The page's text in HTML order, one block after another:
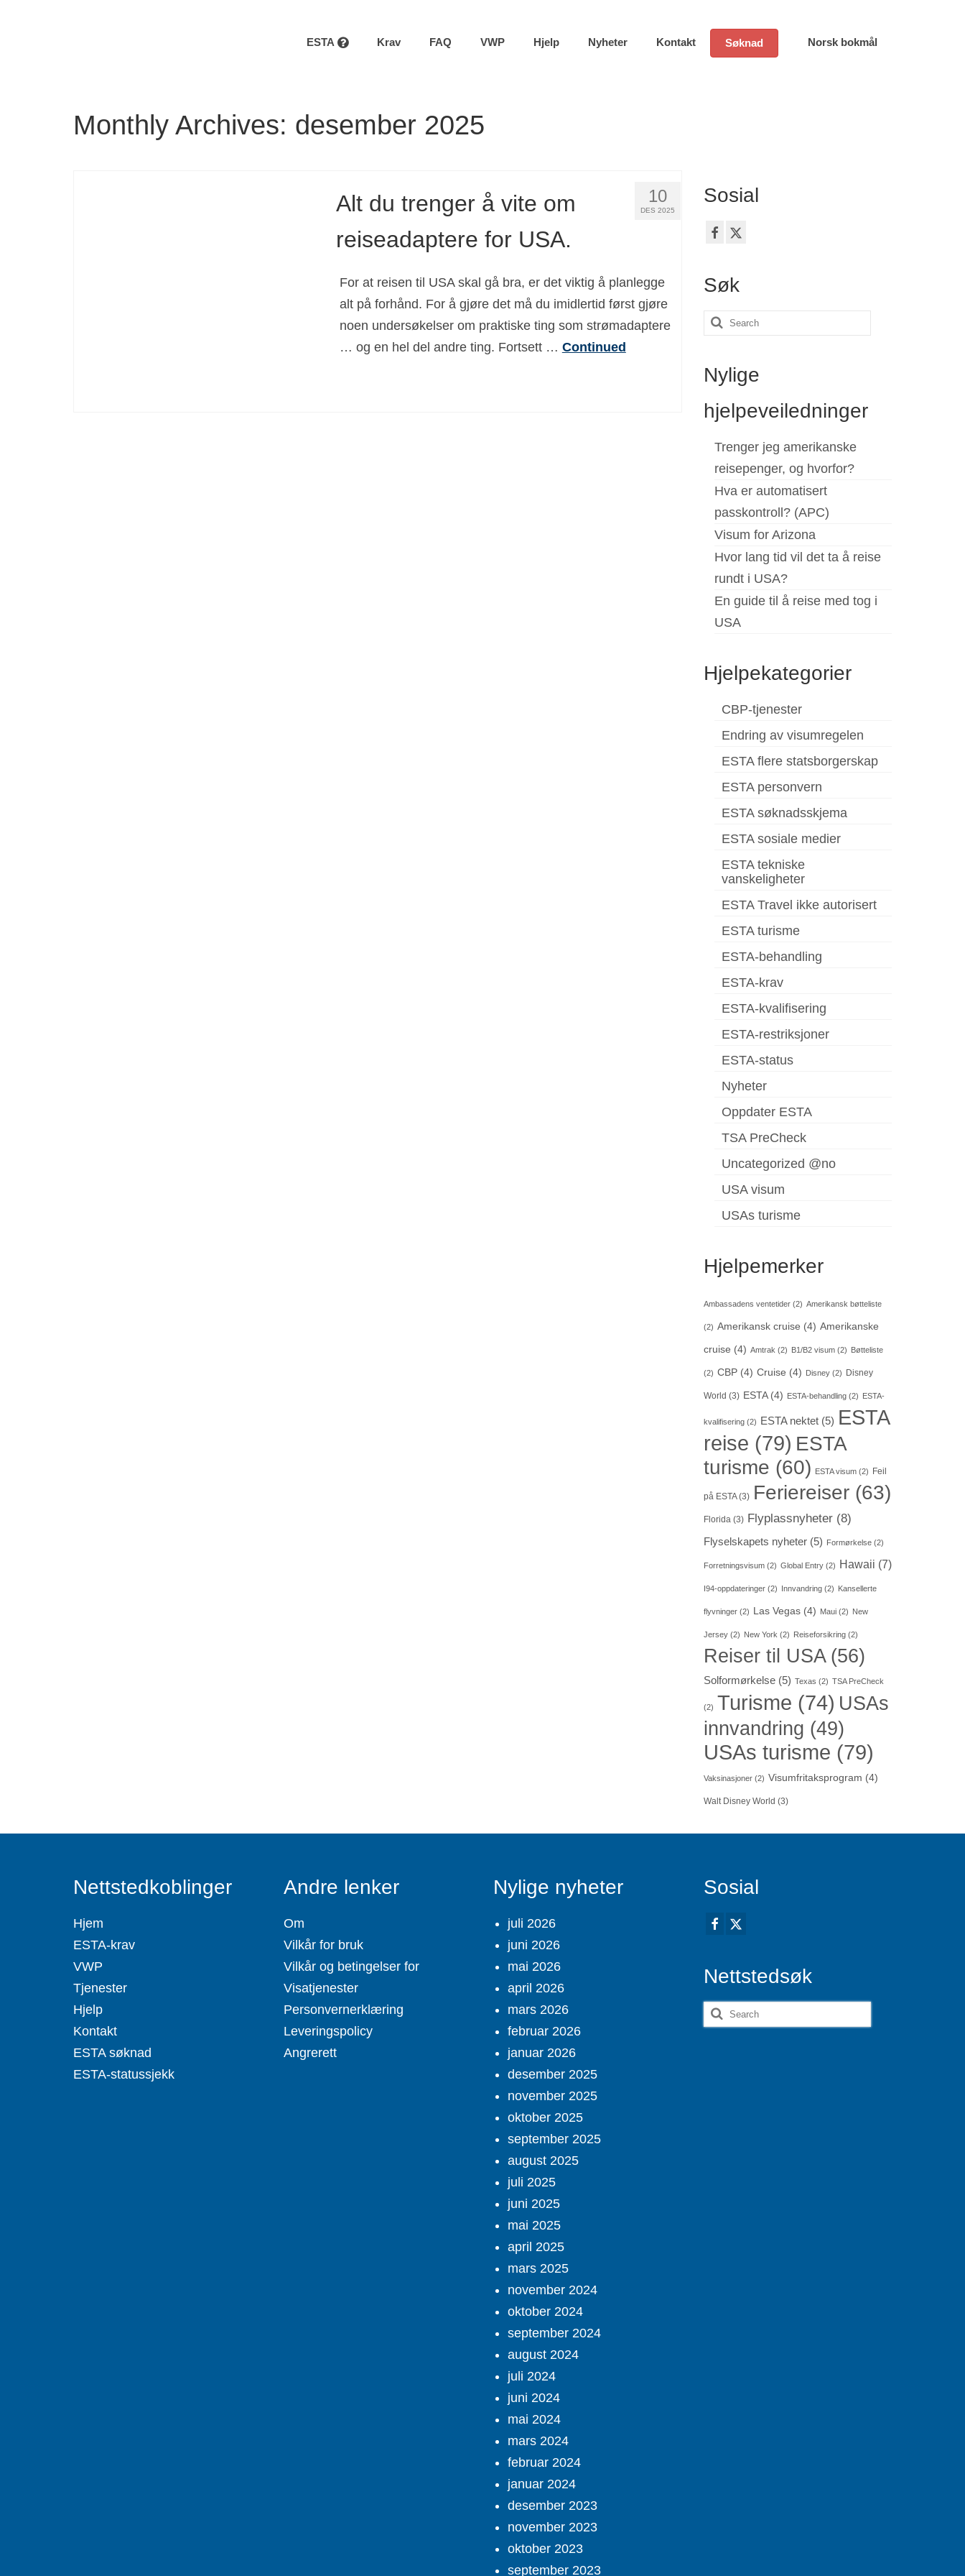
ESTA Krav FAQ VWP Hjelp Nyheter Kontakt Søknad Norsk bokmål
Monthly Archives: desember 2025
10
DES 2025
Alt du trenger å vite om
reiseadaptere for USA.
For at reisen til USA skal gå bra, er det viktig å planlegge
alt på forhånd. For å gjøre det må du imidlertid først gjøre
noen undersøkelser om praktiske ting som strømadaptere
… og en hel del andre ting. Fortsett … Continued
Sosial
Søk
Search
Nylige
hjelpeveiledninger
Trenger jeg amerikanske
reisepenger, og hvorfor?
Hva er automatisert
passkontroll? (APC)
Visum for Arizona
Hvor lang tid vil det ta å reise
rundt i USA?
En guide til å reise med tog i
USA
Hjelpekategorier
CBP-tjenester
Endring av visumregelen
ESTA flere statsborgerskap
ESTA personvern
ESTA søknadsskjema
ESTA sosiale medier
ESTA tekniske
vanskeligheter
ESTA Travel ikke autorisert
ESTA turisme
ESTA-behandling
ESTA-krav
ESTA-kvalifisering
ESTA-restriksjoner
ESTA-status
Nyheter
Oppdater ESTA
TSA PreCheck
Uncategorized @no
USA visum
USAs turisme
Hjelpemerker
Ambassadens ventetider(2) Amerikansk bøtteliste
(2) Amerikansk cruise (4) Amerikanske
cruise (4) Amtrak (2) B1/B2 visum(2) Bøtteliste
(2) CBP(4) Cruise (4) Disney(2) Disney
World (3) ESTA(4) ESTA-behandling(2) ESTA-
kvalifisering(2) ESTA nektet(5) ESTA
reise (79) ESTA
turisme (60) ESTA visum(2) Feil
på ESTA(3) Feriereiser(63)
Florida (3) Flyplassnyheter(8)
Flyselskapets nyheter(5) Formørkelse(2)
Forretningsvisum(2) Global Entry(2) Hawaii (7)
I94-oppdateringer(2) Innvandring(2) Kansellerte
flyvninger(2) Las Vegas(4) Maui(2) New
Jersey(2) New York (2) Reiseforsikring(2)
Reiser til USA(56)
Solformørkelse(5) Texas (2) TSA PreCheck
(2) Turisme (74) USAs
innvandring (49)
USAs turisme (79)
Vaksinasjoner(2) Visumfritaksprogram (4)
Walt Disney World (3)
Nettstedkoblinger
Hjem
ESTA-krav
VWP
Tjenester
Hjelp
Kontakt
ESTA søknad
ESTA-statussjekk
Andre lenker
Om
Vilkår for bruk
Vilkår og betingelser for
Visatjenester
Personvernerklæring
Leveringspolicy
Angrerett
Nylige nyheter
juli 2026
juni 2026
mai 2026
april 2026
mars 2026
februar 2026
januar 2026
desember 2025
november 2025
oktober 2025
september 2025
august 2025
juli 2025
juni 2025
mai 2025
april 2025
mars 2025
november 2024
oktober 2024
september 2024
august 2024
juli 2024
juni 2024
mai 2024
mars 2024
februar 2024
januar 2024
desember 2023
november 2023
oktober 2023
september 2023
Sosial
Nettstedsøk
Search
for: